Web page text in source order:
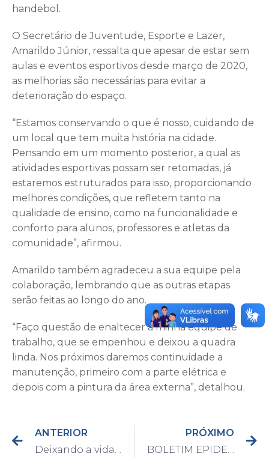
handebol.
O Secretário de Juventude, Esporte e Lazer,
Amarildo Júnior, ressalta que apesar de estar sem
aulas e eventos esportivos desde março de 2020,
as melhorias são necessárias para evitar a
deterioração do espaço.
“Estamos conservando o que é nosso, cuidando de
um local que tem muita história na cidade.
Pensando em um momento posterior, a qual as
atividades esportivas possam ser retomadas, já
estaremos estruturados para isso, proporcionando
melhores condições, que refletem tanto na
qualidade de ensino, como na funcionalidade e
conforto para alunos, professores e atletas da
comunidade”, afirmou.
Amarildo também agradeceu a sua equipe pela
colaboração, lembrando que as outras etapas
serão feitas ao longo do ano.
“Faço questão de enaltecer a minha equipe de
trabalho, que se empenhou e deixou a quadra
linda. Nos próximos daremos continuidade a
manutenção, primeiro com a parte elétrica e
depois com a pintura da área externa”, detalhou.
ANTERIOR
PRÓXIMO